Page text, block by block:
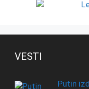
VESTI
Putin